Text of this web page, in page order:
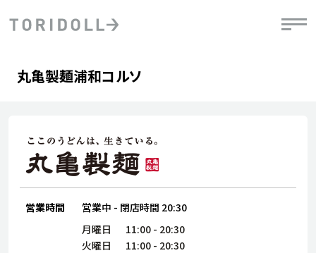
会社情報
デジタルトランス
フォーメーション戦略
DXビジョン2028
粟田社長が語る
トリドールのサステナビリティ
ステークホルダーとの
丸亀製麺浦和コルソ
営業時間 営業中 - 閉店時間 20:30
月曜日 11:00 - 20:30
火曜日
11:00 - 20:30